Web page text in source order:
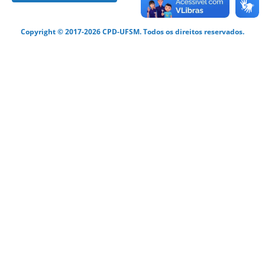
Copyright © 2017-2026 CPD-UFSM. Todos os direitos reservados.